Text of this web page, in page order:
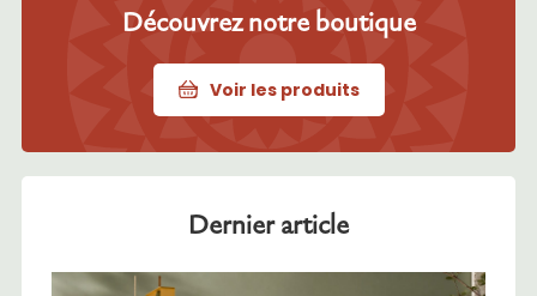
Découvrez notre boutique
Voir les produits
Dernier article